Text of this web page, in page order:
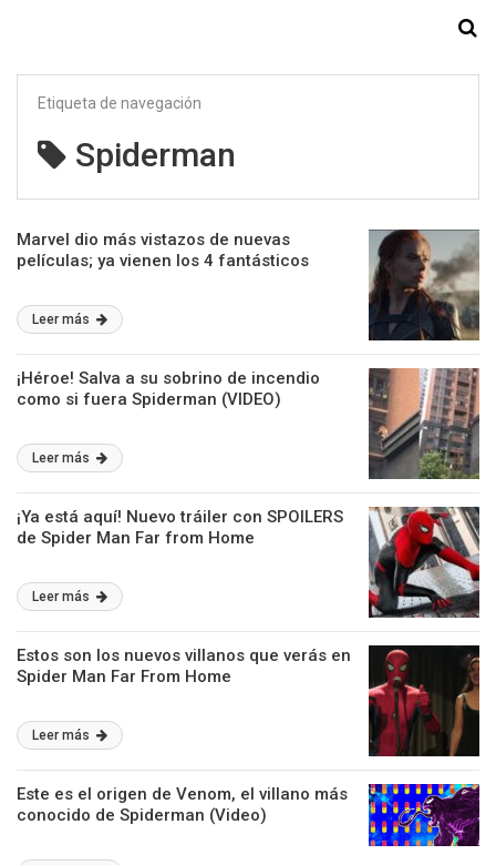
Etiqueta de navegación
Spiderman
Marvel dio más vistazos de nuevas
películas; ya vienen los 4 fantásticos
Leer más
¡Héroe! Salva a su sobrino de incendio
como si fuera Spiderman (VIDEO)
Leer más
¡Ya está aquí! Nuevo tráiler con SPOILERS
de Spider Man Far from Home
Leer más
Estos son los nuevos villanos que verás en
Spider Man Far From Home
Leer más
Este es el origen de Venom, el villano más
conocido de Spiderman (Video)